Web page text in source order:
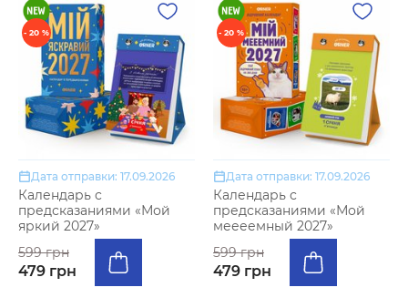
- 20 %
Дата отправки: 17.09.2026
Календарь с
предсказаниями «Мой
яркий 2027»
599 грн
479 грн
- 20 %
Дата отправки: 17.09.2026
Календарь с
предсказаниями «Мой
меееемный 2027»
599 грн
479 грн